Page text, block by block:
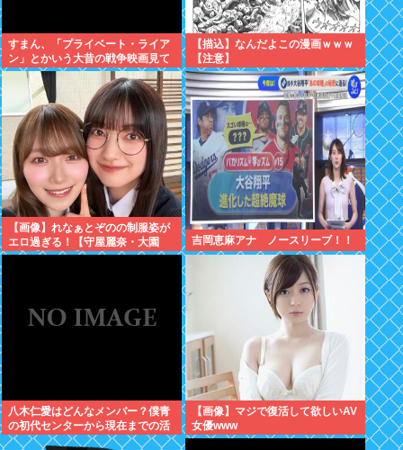
すまん、「プライベート・ライア
ン」とかいう大昔の戦争映画見て
みたら最初の30分で地獄なんだ
が…これずっと続く感じ？
【描込】なんだよこの漫画ｗｗｗ
【注意】
【画像】れなぁとぞのの制服姿が
エロ過ぎる！【守屋麗奈・大園
玲】【櫻坂46】
吉岡恵麻アナ ノースリーブ！！
八木仁愛はどんなメンバー？僕青
の初代センターから現在までの活
動を紹介
【画像】マジで復活して欲しいAV
女優www